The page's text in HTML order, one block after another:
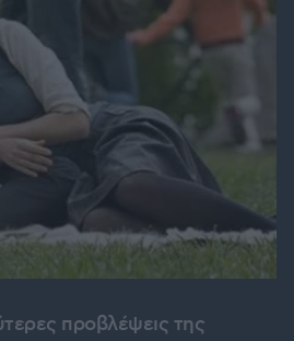
προβλέψεις της